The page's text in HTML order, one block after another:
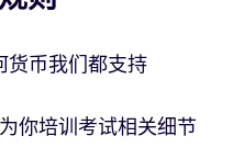
货币我们都支持
你培训考试相关细节